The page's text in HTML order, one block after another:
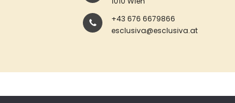
+43 676 6679866
esclusiva@esclusiva.at